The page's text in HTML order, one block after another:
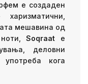
е создаден
мешавина од
ноти,Soqraat е
деловни
употреба кога